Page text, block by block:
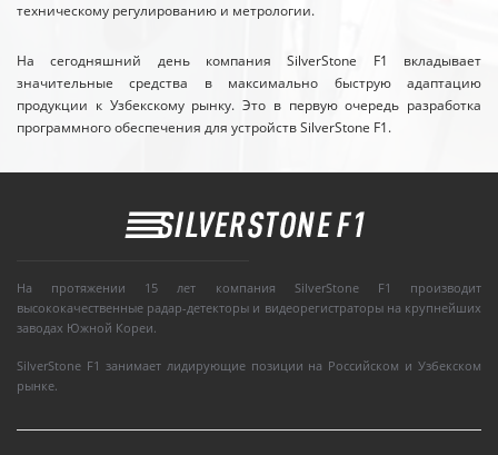
техническому регулированию и метрологии.
На сегодняшний день компания SilverStone F1 вкладывает
значительные средства в максимально быструю адаптацию
продукции к Узбекскому рынку. Это в первую очередь разработка
программного обеспечения для устройств SilverStone F1.
На протяжении 15 лет компания SilverStone F1 производит
высококачественные радар-детекторы и видеорегистраторы на крупнейших
заводах Южной Кореи.
SilverStone F1 занимает лидирующие позиции на Российском и Узбекском
рынке.